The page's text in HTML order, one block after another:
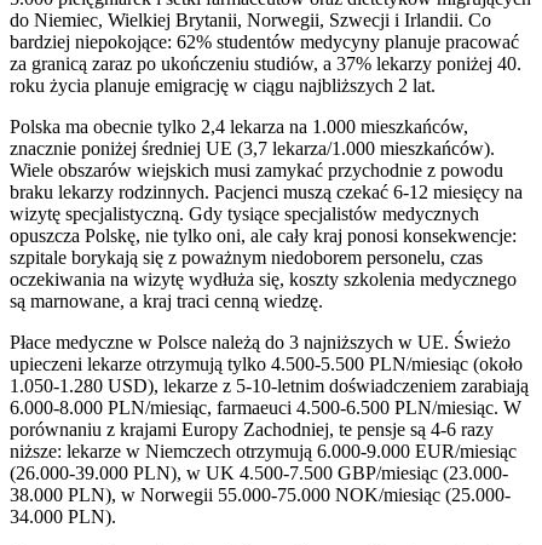
do Niemiec, Wielkiej Brytanii, Norwegii, Szwecji i Irlandii. Co
bardziej niepokojące: 62% studentów medycyny planuje pracować
za granicą zaraz po ukończeniu studiów, a 37% lekarzy poniżej 40.
roku życia planuje emigrację w ciągu najbliższych 2 lat.
Polska ma obecnie tylko 2,4 lekarza na 1.000 mieszkańców,
znacznie poniżej średniej UE (3,7 lekarza/1.000 mieszkańców).
Wiele obszarów wiejskich musi zamykać przychodnie z powodu
braku lekarzy rodzinnych. Pacjenci muszą czekać 6-12 miesięcy na
wizytę specjalistyczną. Gdy tysiące specjalistów medycznych
opuszcza Polskę, nie tylko oni, ale cały kraj ponosi konsekwencje:
szpitale borykają się z poważnym niedoborem personelu, czas
oczekiwania na wizytę wydłuża się, koszty szkolenia medycznego
są marnowane, a kraj traci cenną wiedzę.
Płace medyczne w Polsce należą do 3 najniższych w UE. Świeżo
upieczeni lekarze otrzymują tylko 4.500-5.500 PLN/miesiąc (około
1.050-1.280 USD), lekarze z 5-10-letnim doświadczeniem zarabiają
6.000-8.000 PLN/miesiąc, farmaeuci 4.500-6.500 PLN/miesiąc. W
porównaniu z krajami Europy Zachodniej, te pensje są 4-6 razy
niższe: lekarze w Niemczech otrzymują 6.000-9.000 EUR/miesiąc
(26.000-39.000 PLN), w UK 4.500-7.500 GBP/miesiąc (23.000-
38.000 PLN), w Norwegii 55.000-75.000 NOK/miesiąc (25.000-
34.000 PLN).